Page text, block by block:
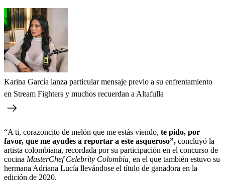
Karina García lanza particular mensaje previo a su enfrentamiento
en Stream Fighters y muchos recuerdan a Altafulla
“A ti, corazoncito de melón que me estás viendo, te pido, por
favor, que me ayudes a reportar a este asqueroso”, concluyó la
artista colombiana, recordada por su participación en el concurso de
cocina MasterChef Celebrity Colombia, en el que también estuvo su
hermana Adriana Lucía llevándose el título de ganadora en la
edición de 2020.